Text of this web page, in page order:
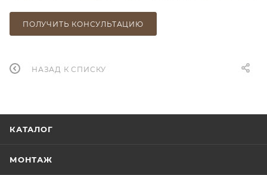
ПОЛУЧИТЬ КОНСУЛЬТАЦИЮ
НАЗАД К СПИСКУ
КАТАЛОГ
МОНТАЖ